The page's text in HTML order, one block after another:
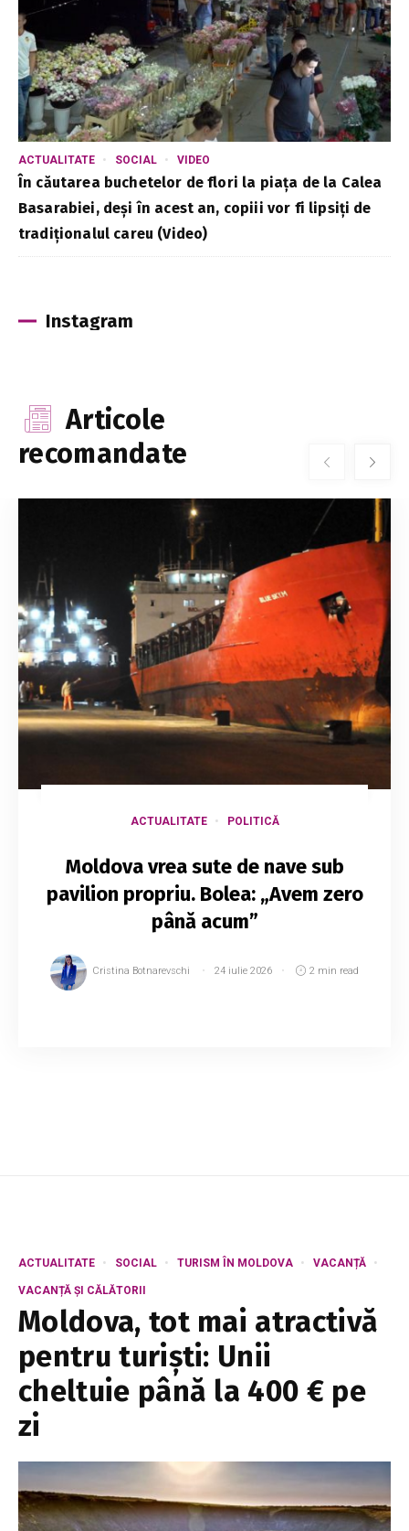
ACTUALITATE SOCIAL VIDEO
În căutarea buchetelor de flori la piața de la Calea
Basarabiei, deși în acest an, copiii vor fi lipsiți de
tradiționalul careu (Video)
Instagram
Articole
recomandate
ACTUALITATE POLITICĂ
Moldova vrea sute de nave sub
pavilion propriu. Bolea: „Avem zero
până acum”
Cristina Botnarevschi 24 iulie 2026 2 min read
ACTUALITATE SOCIAL TURISM ÎN MOLDOVA VACANȚĂ
VACANȚĂ ȘI CĂLĂTORII
Moldova, tot mai atractivă
pentru turiști: Unii
cheltuie până la 400 € pe
zi